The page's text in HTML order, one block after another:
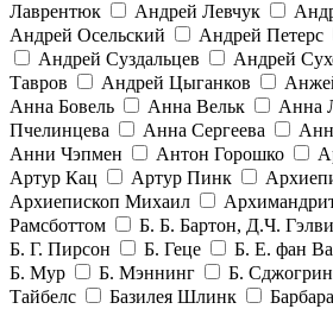
Лаврентюк
Андрей Левчук
Андрей Осельский
Андрей Петерс
Андрей Суздальцев
Андрей
Тавров
Андрей Цыганков
Анна Бовель
Анна Вельк Анна
Пчелинцева
Анна Сергеева
Анни Чэпмен
Антон Горошко
Артур Кац
Артур Пинк
Архиепископ Михаил
Рамсботтом
Б. Б. Бартон, Д.Ч.
Б. Г. Пирсон
Б. Геце Б. Е. фан
Б. Мур
Б. Мэннинг Б. Сджогрин
Тайбелс
Базилея Шлинк